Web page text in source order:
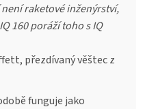
raketové inženýrství,
160 poráží toho s IQ
přezdívaný věštec z
funguje jako